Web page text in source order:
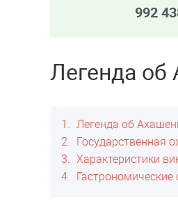
992
Легенда об
1
Легенда об
2
Государственная
3
Характеристики
4
Гастрономические